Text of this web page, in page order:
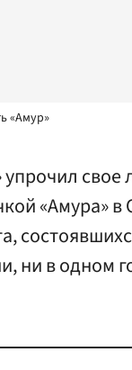
«Амур»
свое
«Амура»
ни в одном